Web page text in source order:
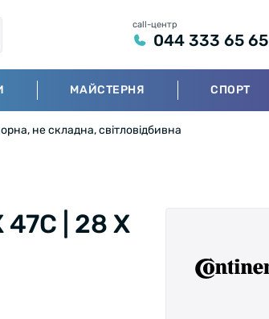
call-центр
044 333 65 65
МАЙСТЕРНЯ СПОРТ
не складна, світловідбивна
| 28 X